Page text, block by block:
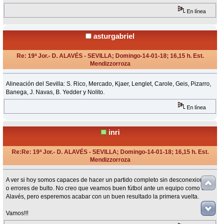
En línea
asturgabriel
Re: 19ª Jor.- D. ALAVÉS - SEVILLA; Domingo-14-01-18; 16,15 h. Est.
Mendizzorroza
Alineación del Sevilla: S. Rico, Mercado, Kjaer, Lenglet, Carole, Geis, Pizarro,
Banega, J. Navas, B. Yedder y Nolito.
En línea
inri
Re:Re: 19ª Jor.- D. ALAVÉS - SEVILLA; Domingo-14-01-18; 16,15 h. Est.
Mendizzorroza
A ver si hoy somos capaces de hacer un partido completo sin desconexiones
o errores de bulto. No creo que veamos buen fútbol ante un equipo como el
Alavés, pero esperemos acabar con un buen resultado la primera vuelta.
Vamos!!!